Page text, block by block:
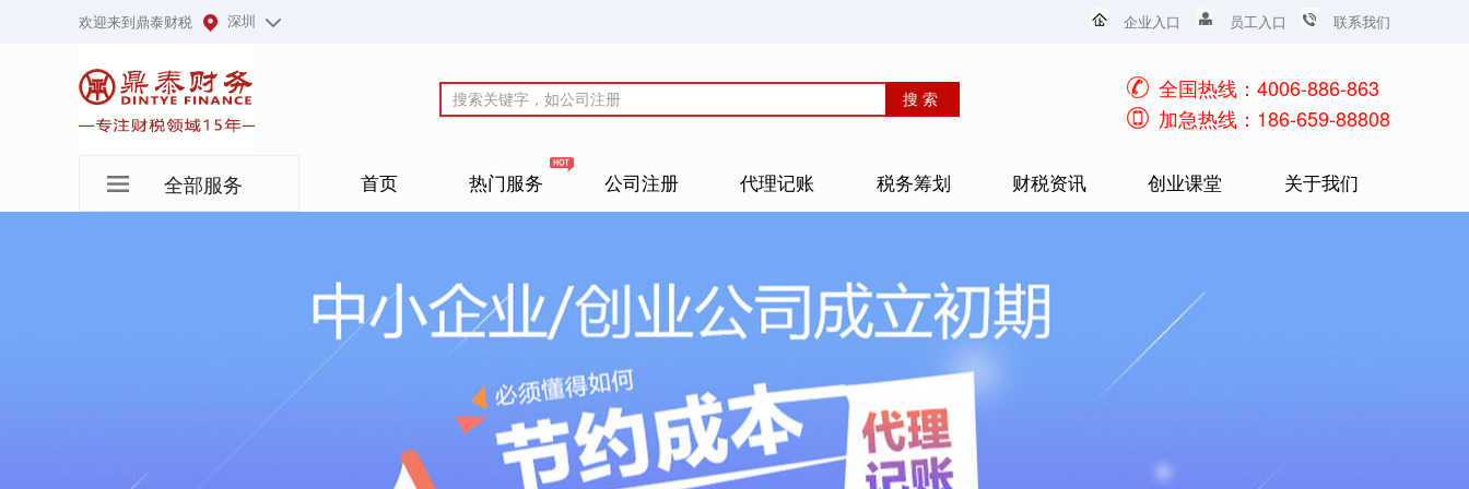
欢迎来到鼎泰财税 深圳 企业入口 员工入口 联系我们
全国热线：4006-886-863
加急热线：186-659-88808
全部服务 首页 热门服务 公司注册 代理记账 税务筹划 财税资讯 创业课堂 关于我们